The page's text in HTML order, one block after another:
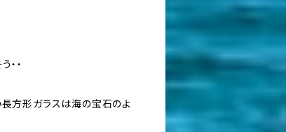
・・
長方形ガラスは海の宝石のよ